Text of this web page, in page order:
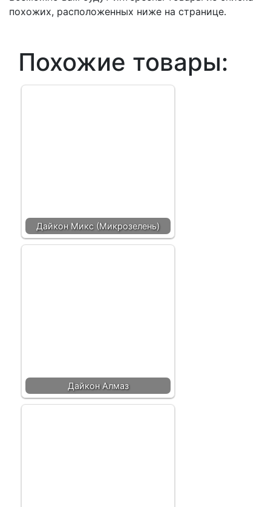
похожих, расположенных ниже на странице.
Похожие товары:
Дайкон Микс (Микрозелень)
Дайкон Алмаз